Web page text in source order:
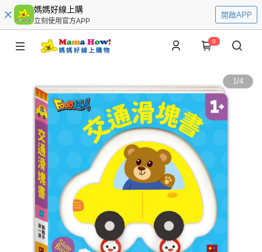
媽媽好線上購
立刻使用官方APP
開啟APP
0
1/4